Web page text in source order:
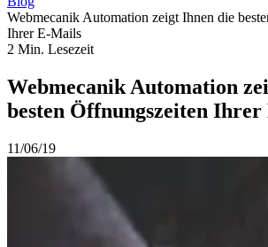
Webmecanik Automation zeigt Ihnen die
Ihrer E-Mails
2 Min. Lesezeit
Webmecanik Automation
besten Öffnungszeiten
11/06/19